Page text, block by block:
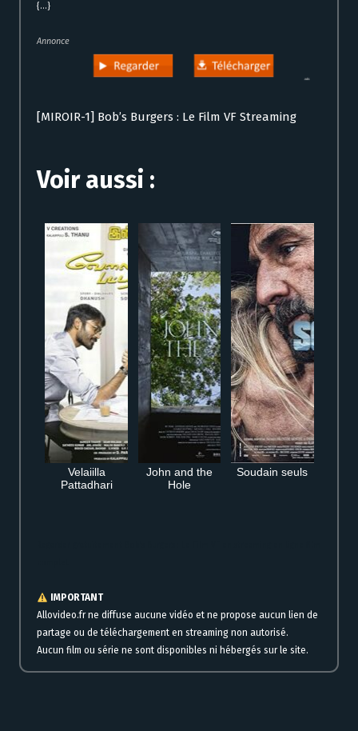
{...}
Annonce
[MIROIR-1] Bob’s Burgers : Le Film VF Streaming
Voir aussi :
Velaiilla
Pattadhari
John and the
Hole
Soudain seuls
IMPORTANT
Allovideo.fr ne diffuse aucune vidéo et ne propose aucun lien de
partage ou de téléchargement en streaming non autorisé.
Aucun film ou série ne sont disponibles ni hébergés sur le site.